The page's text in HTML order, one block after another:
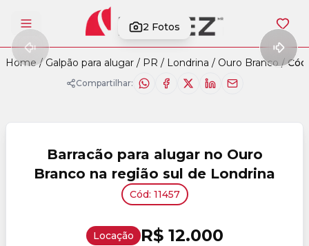
Abrir menu 2 Fotos
Home / Galpão para alugar / PR / Londrina / Ouro Branco /
Compartilhar:
Barracão para alugar no Ouro
Branco na região sul de Londrina
Cód: 11457
Locação R$ 12.000